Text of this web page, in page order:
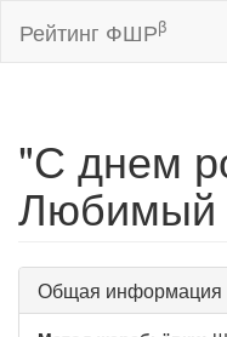
Рейтинг ФШРβ
"С днем
Любимый
Общая информация